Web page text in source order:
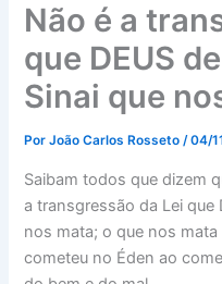
Não é a
que DEUS
Sinai que
PorJoão Carlos Rosseto/04/
Saibam todos que dizem
a transgressão da Lei que
nos mata; o que nos
cometeu no Éden ao